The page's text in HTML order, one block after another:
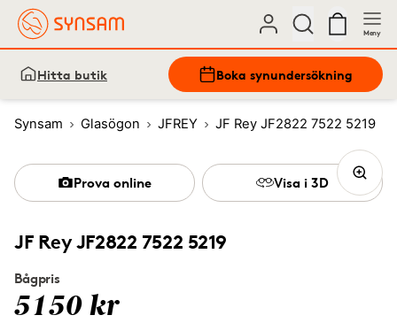
Meny
Hitta butik Boka synundersökning
Synsam Glasögon JFREY JF Rey JF2822 7522 5219
JF Rey JF2822 7522 5219
Bågpris
5150 kr
Prova online Visa i 3D